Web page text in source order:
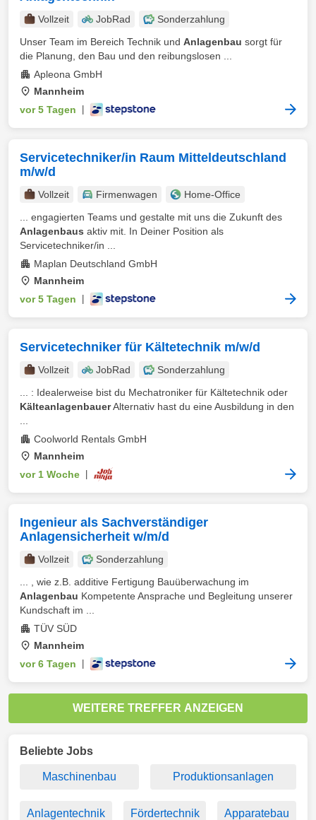
Vollzeit JobRad
Sonderzahlung
Unser Team im Bereich Technik und Anlagenbau sorgt für
die Planung, den Bau und den reibungslosen ...
Apleona GmbH
Mannheim
vor 5 Tagen
Servicetechniker/in Raum Mitteldeutschland
m/w/d
Vollzeit Firmenwagen
Home-Office
... engagierten Teams und gestalte mit uns die Zukunft des
Anlagenbaus aktiv mit. In Deiner Position als
Servicetechniker/in ...
Maplan Deutschland GmbH
Mannheim
vor 5 Tagen
Servicetechniker für Kältetechnik m/w/d
Vollzeit JobRad
Sonderzahlung
... : Idealerweise bist du Mechatroniker für Kältetechnik oder
KälteanlagenbauerAlternativ hast du eine Ausbildung in den
Coolworld Rentals GmbH
Mannheim
vor 1 Woche
Ingenieur als Sachverständiger
Anlagensicherheit w/m/d
Vollzeit
Sonderzahlung
... , wie z.B. additive Fertigung Bauüberwachung im
Anlagenbau Kompetente Ansprache und Begleitung unserer
Kundschaft im ...
TÜV SÜD
Mannheim
vor 6 Tagen
WEITERE TREFFER ANZEIGEN
Beliebte Jobs
Maschinenbau Produktionsanlagen
Anlagentechnik Fördertechnik Apparatebau